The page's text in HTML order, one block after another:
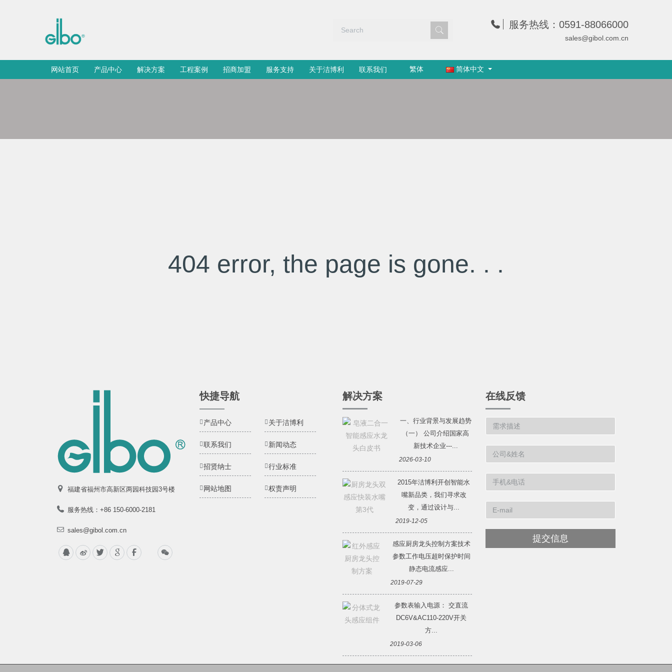
服务热线：0591-88066000
sales@gibol.com.cn
网站首页 产品中心 解决方案 工程案例 招商加盟 服务支持 关于洁博利 联系我们 繁体 简体中文
404 error, the page is gone. . .
福建省福州市高新区两园科技园3号楼
服务热线：+86 150-6000-2181
sales@gibol.com.cn
快捷导航
产品中心 关于洁博利
联系我们 新闻动态
招贤纳士 行业标准
网站地图 权责声明
解决方案
一、行业背景与发展趋势
（一） 公司介绍国家高
新技术企业---...
2026-03-10
2015年洁博利开创智能水
嘴新品类，我们寻求改
变，通过设计与...
2019-12-05
感应厨房龙头控制方案技术
参数工作电压超时保护时间
静态电流感应...
2019-07-29
参数表输入电源： 交直流
DC6V&AC110-220V开关
方...
2019-03-06
在线反馈
提交信息